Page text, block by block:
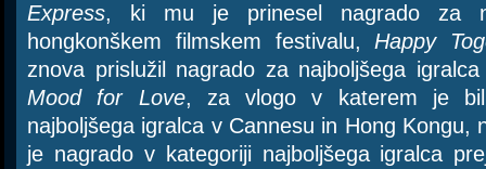
Express, ki mu je prinesel nagrado za
hongkonškem filmskem festivalu, Happy
znova prislužil nagrado za najboljšega
Mood for Love, za vlogo v katerem je
najboljšega igralca v Cannesu in Hong Kongu,
je nagrado v kategoriji najboljšega igralca